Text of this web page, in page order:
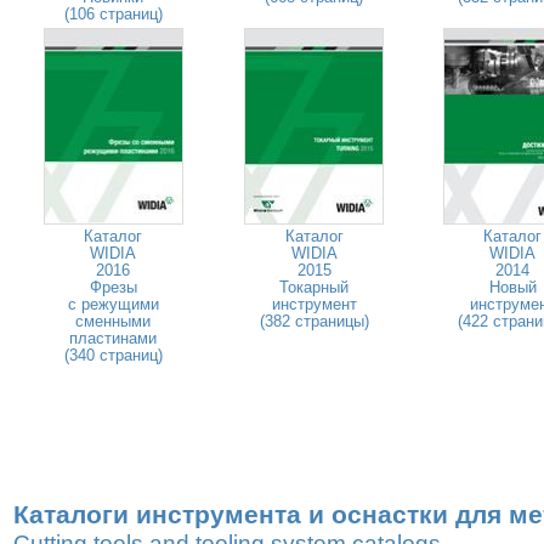
(106 страниц)
Каталог
WIDIA
2016
Фрезы
с режущими
сменными
пластинами
(340 страниц)
Каталог
WIDIA
2015
Токарный
инструмент
(382 страницы)
Каталог
WIDIA
2014
Новый
(422
Каталоги инструмента и оснастки для